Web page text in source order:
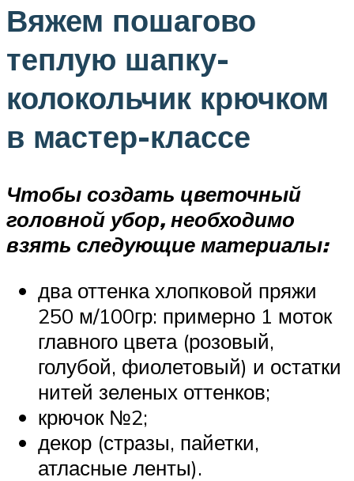
Вяжем пошагово
теплую шапку-
колокольчик крючком
в мастер-классе
Чтобы создать цветочный
головной убор, необходимо
взять следующие материалы:
два оттенка хлопковой пряжи
250 м/100гр: примерно 1 моток
главного цвета (розовый,
голубой, фиолетовый) и остатки
нитей зеленых оттенков;
крючок №2;
декор (стразы, пайетки,
атласные ленты).